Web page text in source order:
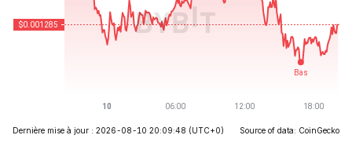
Dernière mise à jour : 2026-08-10 20:09:48 (UTC+0) Source of data: CoinGecko